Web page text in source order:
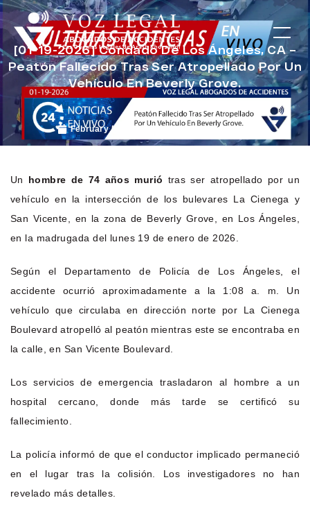
[01-19-2026] Condado De Los Ángeles, CA –
Peatón Fallecido Tras Ser Atropellado Por Un
Vehículo En Beverly Grove.
February 5, 2026 Noticias de Accidentes
Un hombre de 74 años murió tras ser atropellado por un
vehículo en la intersección de los bulevares La Cienega y
San Vicente, en la zona de Beverly Grove, en Los Ángeles,
en la madrugada del lunes 19 de enero de 2026.
Según el Departamento de Policía de Los Ángeles, el
accidente ocurrió aproximadamente a la 1:08 a. m. Un
vehículo que circulaba en dirección norte por La Cienega
Boulevard atropelló al peatón mientras este se encontraba en
la calle, en San Vicente Boulevard.
Los servicios de emergencia trasladaron al hombre a un
hospital cercano, donde más tarde se certificó su
fallecimiento.
La policía informó de que el conductor implicado permaneció
en el lugar tras la colisión. Los investigadores no han
revelado más detalles.